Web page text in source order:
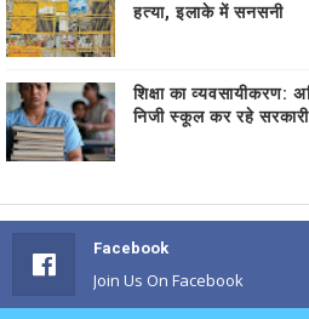
हत्या, इलाके में सनसनी
शिक्षा का व्यवसायीकरण:
निजी स्कूल कर रहे
Facebook
Join Us On Facebook